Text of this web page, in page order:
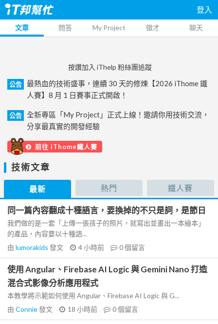
登入
文章 問答 My Project 徵才 聊天
按讚加入 iThelp 粉絲團追蹤
公告
最熱血的技術盛事，連續 30 天的修煉【2026 iThome 鐵
人賽】8 月 1 日賽事正式開啟！
公告
全新專區「My Project」正式上線！邀請你用技術交流，
分享最真實的開發經驗
前往 iThome鐵人賽
技術文章
最新 熱門 鐵人賽
同一篇內容翻成十種語言，要換掉的不只是詞，是節日
我們做的是一套「上傳一張孩子的照片，就寫出並畫出一本繪本」
的產品，內容要以十種語...
由 lumorakids 發文 4 小時前 0個留言
使用 Angular、Firebase AI Logic 與 Gemini Nano 打造
混合式影像分析應用程式
本教學將示範如何使用 Angular、Firebase AI Logic 與 G...
由 Connie發文 18 小時前 0個留言